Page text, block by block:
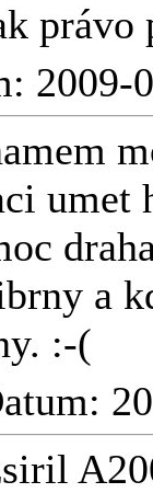
2009-
umet
a
:-(